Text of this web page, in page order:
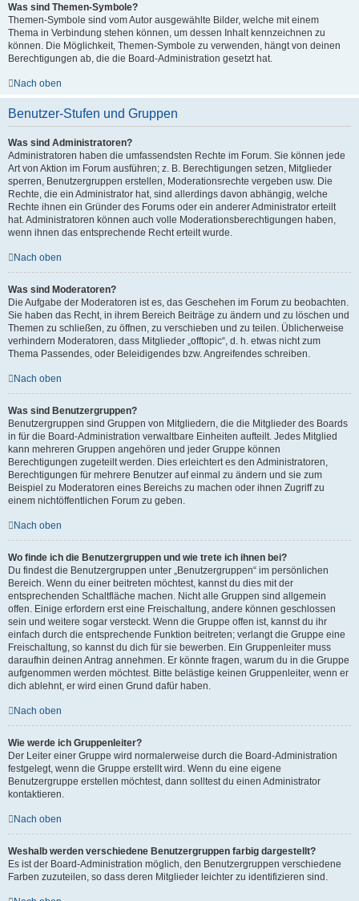
Was sind Themen-Symbole?
Themen-Symbole sind vom Autor ausgewählte Bilder, welche mit einem
Thema in Verbindung stehen können, um dessen Inhalt kennzeichnen zu
können. Die Möglichkeit, Themen-Symbole zu verwenden, hängt von deinen
Berechtigungen ab, die die Board-Administration gesetzt hat.
Nach oben
Benutzer-Stufen und Gruppen
Was sind Administratoren?
Administratoren haben die umfassendsten Rechte im Forum. Sie können jede
Art von Aktion im Forum ausführen; z. B. Berechtigungen setzen, Mitglieder
sperren, Benutzergruppen erstellen, Moderationsrechte vergeben usw. Die
Rechte, die ein Administrator hat, sind allerdings davon abhängig, welche
Rechte ihnen ein Gründer des Forums oder ein anderer Administrator erteilt
hat. Administratoren können auch volle Moderationsberechtigungen haben,
wenn ihnen das entsprechende Recht erteilt wurde.
Nach oben
Was sind Moderatoren?
Die Aufgabe der Moderatoren ist es, das Geschehen im Forum zu beobachten.
Sie haben das Recht, in ihrem Bereich Beiträge zu ändern und zu löschen und
Themen zu schließen, zu öffnen, zu verschieben und zu teilen. Üblicherweise
verhindern Moderatoren, dass Mitglieder „offtopic“, d. h. etwas nicht zum
Thema Passendes, oder Beleidigendes bzw. Angreifendes schreiben.
Nach oben
Was sind Benutzergruppen?
Benutzergruppen sind Gruppen von Mitgliedern, die die Mitglieder des Boards
in für die Board-Administration verwaltbare Einheiten aufteilt. Jedes Mitglied
kann mehreren Gruppen angehören und jeder Gruppe können
Berechtigungen zugeteilt werden. Dies erleichtert es den Administratoren,
Berechtigungen für mehrere Benutzer auf einmal zu ändern und sie zum
Beispiel zu Moderatoren eines Bereichs zu machen oder ihnen Zugriff zu
einem nichtöffentlichen Forum zu geben.
Nach oben
Wo finde ich die Benutzergruppen und wie trete ich ihnen bei?
Du findest die Benutzergruppen unter „Benutzergruppen“ im persönlichen
Bereich. Wenn du einer beitreten möchtest, kannst du dies mit der
entsprechenden Schaltfläche machen. Nicht alle Gruppen sind allgemein
offen. Einige erfordern erst eine Freischaltung, andere können geschlossen
sein und weitere sogar versteckt. Wenn die Gruppe offen ist, kannst du ihr
einfach durch die entsprechende Funktion beitreten; verlangt die Gruppe eine
Freischaltung, so kannst du dich für sie bewerben. Ein Gruppenleiter muss
daraufhin deinen Antrag annehmen. Er könnte fragen, warum du in die Gruppe
aufgenommen werden möchtest. Bitte belästige keinen Gruppenleiter, wenn er
dich ablehnt, er wird einen Grund dafür haben.
Nach oben
Wie werde ich Gruppenleiter?
Der Leiter einer Gruppe wird normalerweise durch die Board-Administration
festgelegt, wenn die Gruppe erstellt wird. Wenn du eine eigene
Benutzergruppe erstellen möchtest, dann solltest du einen Administrator
kontaktieren.
Nach oben
Weshalb werden verschiedene Benutzergruppen farbig dargestellt?
Es ist der Board-Administration möglich, den Benutzergruppen verschiedene
Farben zuzuteilen, so dass deren Mitglieder leichter zu identifizieren sind.